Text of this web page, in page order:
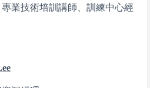
業技術培訓講師、訓練中心經